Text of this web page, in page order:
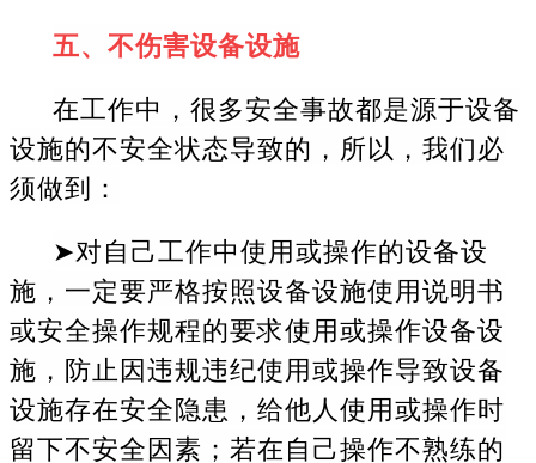
五、不伤害设备设施
在工作中，很多安全事故都是源于设备
设施的不安全状态导致的，所以，我们必
须做到：
➤对自己工作中使用或操作的设备设
施，一定要严格按照设备设施使用说明书
或安全操作规程的要求使用或操作设备设
施，防止因违规违纪使用或操作导致设备
设施存在安全隐患，给他人使用或操作时
留下不安全因素；若在自己操作不熟练的